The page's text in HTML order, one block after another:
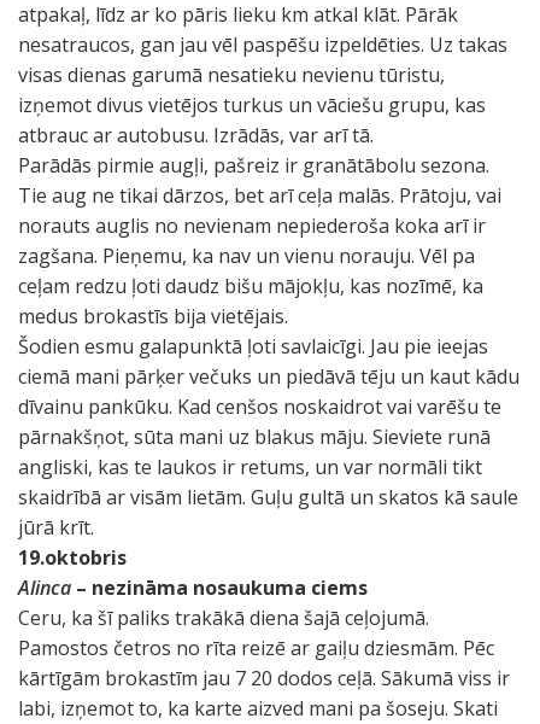
atpakaļ, līdz ar ko pāris lieku km atkal klāt. Pārāk
nesatraucos, gan jau vēl paspēšu izpeldēties. Uz takas
visas dienas garumā nesatieku nevienu tūristu,
izņemot divus vietējos turkus un vāciešu grupu, kas
atbrauc ar autobusu. Izrādās, var arī tā.
Parādās pirmie augļi, pašreiz ir granātābolu sezona.
Tie aug ne tikai dārzos, bet arī ceļa malās. Prātoju, vai
norauts auglis no nevienam nepiederoša koka arī ir
zagšana. Pieņemu, ka nav un vienu norauju. Vēl pa
ceļam redzu ļoti daudz bišu mājokļu, kas nozīmē, ka
medus brokastīs bija vietējais.
Šodien esmu galapunktā ļoti savlaicīgi. Jau pie ieejas
ciemā mani pārķer večuks un piedāvā tēju un kaut kādu
dīvainu pankūku. Kad cenšos noskaidrot vai varēšu te
pārnakšņot, sūta mani uz blakus māju. Sieviete runā
angliski, kas te laukos ir retums, un var normāli tikt
skaidrībā ar visām lietām. Guļu gultā un skatos kā saule
jūrā krīt.
19.oktobris
Alinca – nezināma nosaukuma ciems
Ceru, ka šī paliks trakākā diena šajā ceļojumā.
Pamostos četros no rīta reizē ar gaiļu dziesmām. Pēc
kārtīgām brokastīm jau 7 20 dodos ceļā. Sākumā viss ir
labi, izņemot to, ka karte aizved mani pa šoseju. Skati